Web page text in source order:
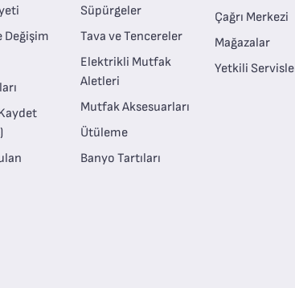
Değişim
Süpürgeler
Tava ve Tencereler
Elektrikli Mutfak
Aletleri
Mutfak Aksesuarları
Ütüleme
Banyo Tartıları
Çağrı Merkezi
Mağazalar
Yetkili